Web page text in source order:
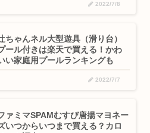
2022/7/8
ちゃんネル大型遊具（滑り台）
ール付きは楽天で買える！かわ
い家庭用プールランキングも
2022/7/7
ァミマSPAMむすび唐揚マヨネー
いつからいつまで買える？カロ